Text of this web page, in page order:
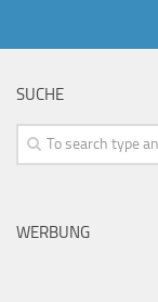
SUCHE
WERBUNG